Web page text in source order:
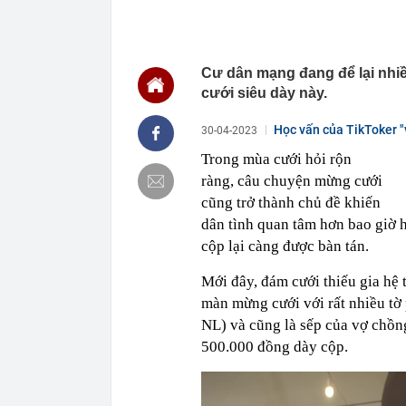
12:00
Từ 20h00
11:59
BIDV chốt
11:58
Thợ mộc lâu
mọt nghiêm
11:56
Điện Máy
mặt 5.000 tỷ
11:51
Láng giềng
thác với chi
11:45
Một tập đoàn
nửa tổng tài
5.000 tỷ đồng
11:43
Mua căn hộ
khoản tiền
Zalo và
Cư dân mạng đang để lại
cưới siêu dày này.
30-04-2023 Học vấn của TikToker
Trong mùa cưới hỏi rộn
ràng, câu chuyện mừng cưới
cũng trở thành chủ đề khiến
dân tình quan tâm hơn bao giờ
cộp lại càng được bàn tán.
Mới đây, đám cưới thiếu gia
màn mừng cưới với rất nhiều
NL) và cũng là sếp của vợ
500.000 đồng dày cộp.